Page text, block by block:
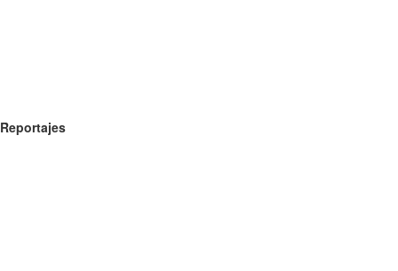
Reportajes